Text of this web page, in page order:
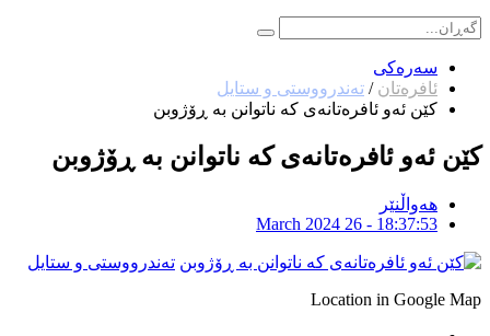
سەرەکی
ئافرەتان / تەندرووستی و ستایل
کێن ئەو ئافرەتانەی کە ناتوانن بە ڕۆژوبن
کێن ئەو ئافرەتانەی کە ناتوانن بە ڕۆژوبن
هەواڵنێر
March 2024 26 - 18:37:53
تەندرووستی و ستایل
Location in Google Map